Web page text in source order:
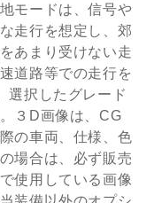
モードは、信号や
走行を想定し、郊
あまり受けない走
道路等での走行を
選択したグレード
３D画像は、CG
の車両、仕様、色
場合は、必ず販売
使用している画像